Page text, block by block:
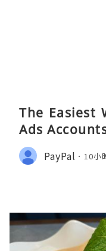
The Easiest
Ads
PayPal 10小